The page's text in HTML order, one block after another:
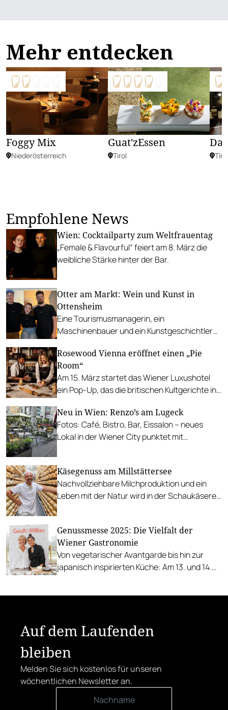
Mehr entdecken
Foggy Mix
Niederösterreich
Guat'zEssen
Tirol Tirol
Empfohlene News
Wien: Cocktailparty zum Weltfrauentag
„Female & Flavourful“ feiert am 8. März die
weibliche Stärke hinter der Bar.
Otter am Markt: Wein und Kunst in
Ottensheim
Eine Tourismusmanagerin, ein
Maschinenbauer und ein Kunstgeschichtler
erweitern es um eine Vinothek.
Rosewood Vienna eröffnet einen „Pie
Room“
Am 15. März startet das Wiener Luxushotel
ein Pop-Up, das die britischen Kultgerichte in
Neu in Wien: Renzo’s am Lugeck
Fotos: Café, Bistro, Bar, Eissalon – neues
Lokal in der Wiener City punktet mit
Käsegenuss am Millstättersee
Nachvollziehbare Milchproduktion und ein
Leben mit der Natur wird in der Schaukäserei
Genussmesse 2025: Die Vielfalt der
Wiener Gastronomie
Von vegetarischer Avantgarde bis hin zur
japanisch inspirierten Küche: Am 13. und 14.
Auf dem Laufenden
bleiben
Melden Sie sich kostenlos für unseren
wöchentlichen Newsletter an.